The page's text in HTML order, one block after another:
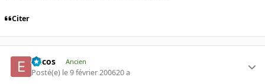
Citer
Ericos Ancien
Posté(e) le 9 février 200620 a